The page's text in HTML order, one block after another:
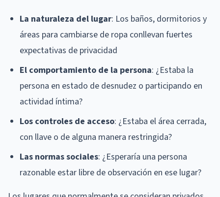
La naturaleza del lugar: Los baños, dormitorios y
áreas para cambiarse de ropa conllevan fuertes
expectativas de privacidad
El comportamiento de la persona: ¿Estaba la
persona en estado de desnudez o participando en
actividad íntima?
Los controles de acceso: ¿Estaba el área cerrada,
con llave o de alguna manera restringida?
Las normas sociales: ¿Esperaría una persona
razonable estar libre de observación en ese lugar?